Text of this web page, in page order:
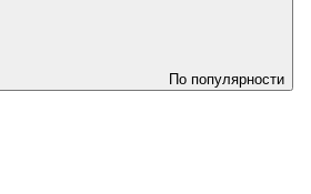
По популярности